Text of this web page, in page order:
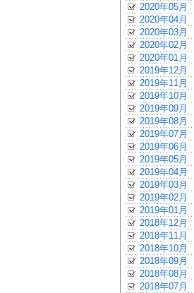
2020年05月
2020年04月
2020年03月
2020年02月
2020年01月
2019年12月
2019年11月
2019年10月
2019年09月
2019年08月
2019年07月
2019年06月
2019年05月
2019年04月
2019年03月
2019年02月
2019年01月
2018年12月
2018年11月
2018年10月
2018年09月
2018年08月
2018年07月